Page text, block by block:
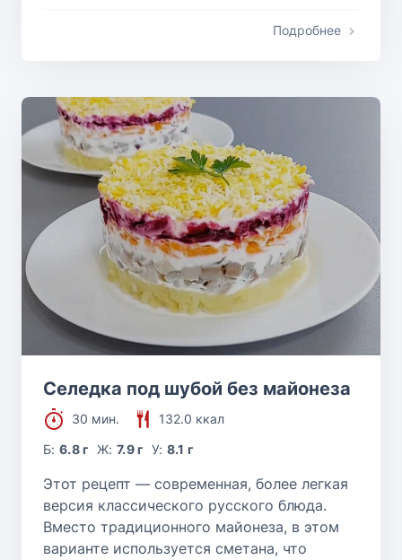
Подробнее
Селедка под шубой без майонеза
30 мин.
132.0 ккал
Б:6.8 г Ж: 7.9 г У: 8.1 г
Этот рецепт — современная, более легкая
версия классического русского блюда.
Вместо традиционного майонеза, в этом
варианте используется сметана, что